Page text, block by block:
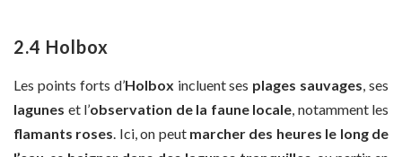
2.4 Holbox
Les points forts d’Holbox incluent ses plages sauvages , ses
lagunes et l’observation de la faune locale , notamment les
flamants roses . Ici, on peut marcher des heures le long de